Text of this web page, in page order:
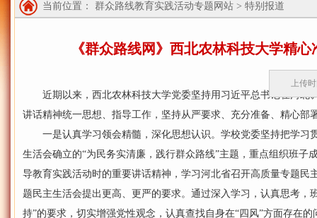
当前位置： 群众路线教育实践活动专题网站 > 特别报道
《群众路线网》西北农林科技大学精
上传
近期以来，西北农林科技大学党委坚持用习近平总书记在河北
讲话精神统一思想、指导工作，坚持从严要求、充分准备、精心部
一是认真学习领会精髓，深化思想认识。学校党委坚持把学习
生活会确立的“为民务实清廉，践行群众路线”主题，重点组织班子
导教育实践活动时的重要讲话精神，学习河北省召开高质量专题民
题民主生活会提出更高、更严的要求。通过深入学习，认真思考，
持”的要求，切实增强党性观念，认真查找自身在“四风”方面存在